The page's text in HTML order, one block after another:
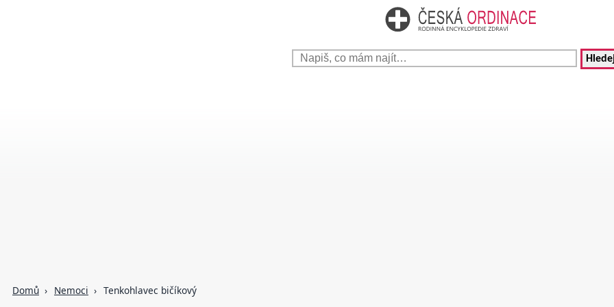
Domů Nemoci Tenkohlavec bičíkový